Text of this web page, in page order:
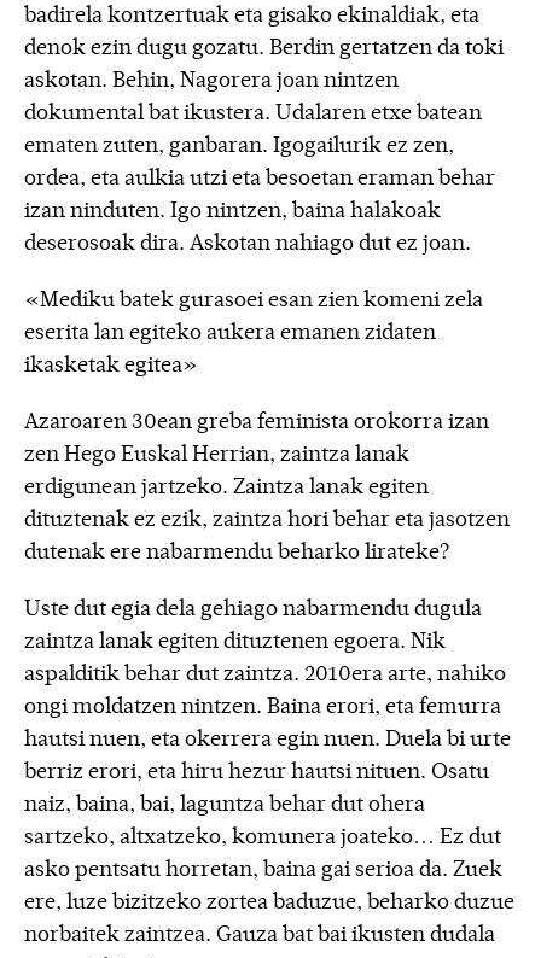
badirela kontzertuak eta gisako ekinaldiak, eta
denok ezin dugu gozatu. Berdin gertatzen da toki
askotan. Behin, Nagorera joan nintzen
dokumental bat ikustera. Udalaren etxe batean
ematen zuten, ganbaran. Igogailurik ez zen,
ordea, eta aulkia utzi eta besoetan eraman behar
izan ninduten. Igo nintzen, baina halakoak
deserosoak dira. Askotan nahiago dut ez joan.
«Mediku batek gurasoei esan zien komeni zela
eserita lan egiteko aukera emanen zidaten
ikasketak egitea»
Azaroaren 30ean greba feminista orokorra izan
zen Hego Euskal Herrian, zaintza lanak
erdigunean jartzeko. Zaintza lanak egiten
dituztenak ez ezik, zaintza hori behar eta jasotzen
dutenak ere nabarmendu beharko lirateke?
Uste dut egia dela gehiago nabarmendu dugula
zaintza lanak egiten dituztenen egoera. Nik
aspalditik behar dut zaintza. 2010era arte, nahiko
ongi moldatzen nintzen. Baina erori, eta femurra
hautsi nuen, eta okerrera egin nuen. Duela bi urte
berriz erori, eta hiru hezur hautsi nituen. Osatu
naiz, baina, bai, laguntza behar dut ohera
sartzeko, altxatzeko, komunera joateko… Ez dut
asko pentsatu horretan, baina gai serioa da. Zuek
ere, luze bizitzeko zortea baduzue, beharko duzue
norbaitek zaintzea. Gauza bat bai ikusten dudala